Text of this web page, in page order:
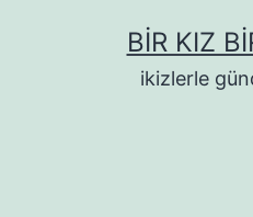
BIR KIZ
ikizlerle